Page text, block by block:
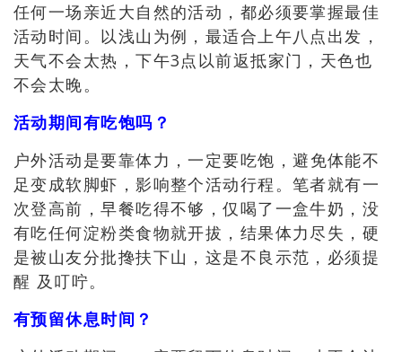
任何一场亲近大自然的活动 ， 都必须要掌握最佳
活动时间。 以浅山为例，最适合上午八点出发，
天气不会太热，下午3点以前返抵家门，天色也
不会太晚。
活动期间有吃饱吗？
户外活动是要靠体力 ，一定要吃饱 ，避免体能不
足变成软脚虾 ，影响整个活动行程。笔者就有一
次登高前，早餐吃得不够，仅喝了一盒牛奶，没
有吃任何淀粉类食物就开拔，结果体力尽失，硬
是被山友分批搀扶下山，这是不良示范，必须提
醒 及叮咛。
有预留休息时间？